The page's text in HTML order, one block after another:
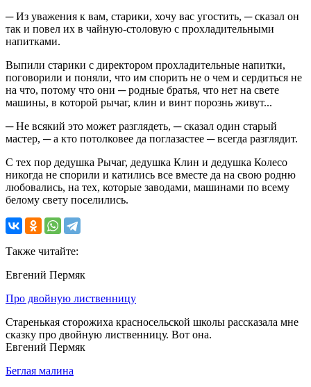
─ Из уважения к вам, старики, хочу вас угостить, ─ сказал он
так и повел их в чайную-столовую с прохладительными
напитками.
Выпили старики с директором прохладительные напитки,
поговорили и поняли, что им спорить не о чем и сердиться не
на что, потому что они ─ родные братья, что нет на свете
машины, в которой рычаг, клин и винт порознь живут...
─ Не всякий это может разглядеть, ─ сказал один старый
мастер, ─ а кто потолковее да поглазастее ─ всегда разглядит.
С тех пор дедушка Рычаг, дедушка Клин и дедушка Колесо
никогда не спорили и катились все вместе да на свою родню
любовались, на тех, которые заводами, машинами по всему
белому свету поселились.
Также читайте:
Евгений Пермяк
Про двойную лиственницу
Старенькая сторожиха красносельской школы рассказала мне
сказку про двойную лиственницу. Вот она.
Евгений Пермяк
Беглая малина